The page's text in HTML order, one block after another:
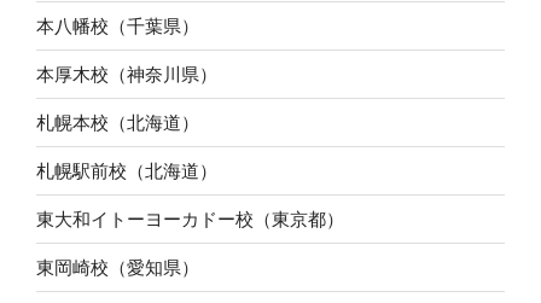
本八幡校（千葉県）
本厚木校（神奈川県）
札幌本校（北海道）
札幌駅前校（北海道）
東大和イトーヨーカドー校（東京都）
東岡崎校（愛知県）